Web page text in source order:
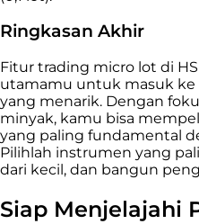
Ringkasan Akhir
Fitur trading micro lot di
utamamu untuk masuk
yang menarik. Dengan
minyak, kamu bisa
yang paling fundamental
Pilihlah instrumen yang
dari kecil, dan bangun
Siap Menjelajahi